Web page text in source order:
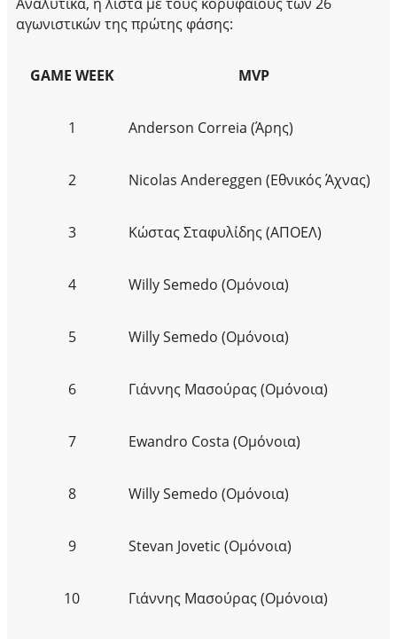
αγωνιστικών της πρώτης φάσης:
GAME WEEK MVP
1 Anderson Correia (Άρης)
2 Nicolas Andereggen (Εθνικός Άχνας)
3 Κώστας Σταφυλίδης (ΑΠΟΕΛ)
4 Willy Semedo (Ομόνοια)
5 Willy Semedo (Ομόνοια)
6 Γιάννης Μασούρας (Ομόνοια)
7 Ewandro Costa (Ομόνοια)
8 Willy Semedo (Ομόνοια)
9 Stevan Jovetic (Ομόνοια)
10 Γιάννης Μασούρας (Ομόνοια)